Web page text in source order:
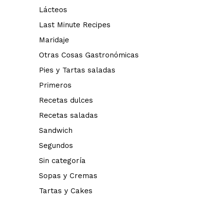
Lácteos
Last Minute Recipes
Maridaje
Otras Cosas Gastronómicas
Pies y Tartas saladas
Primeros
Recetas dulces
Recetas saladas
Sandwich
Segundos
Sin categoría
Sopas y Cremas
Tartas y Cakes